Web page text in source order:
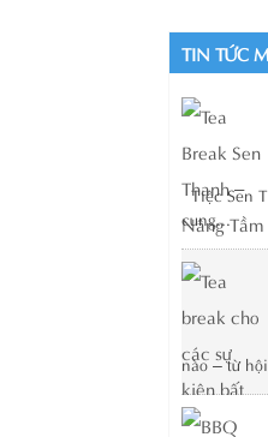
TIN TỨC
Tiệc Sen
cung...
nào – từ